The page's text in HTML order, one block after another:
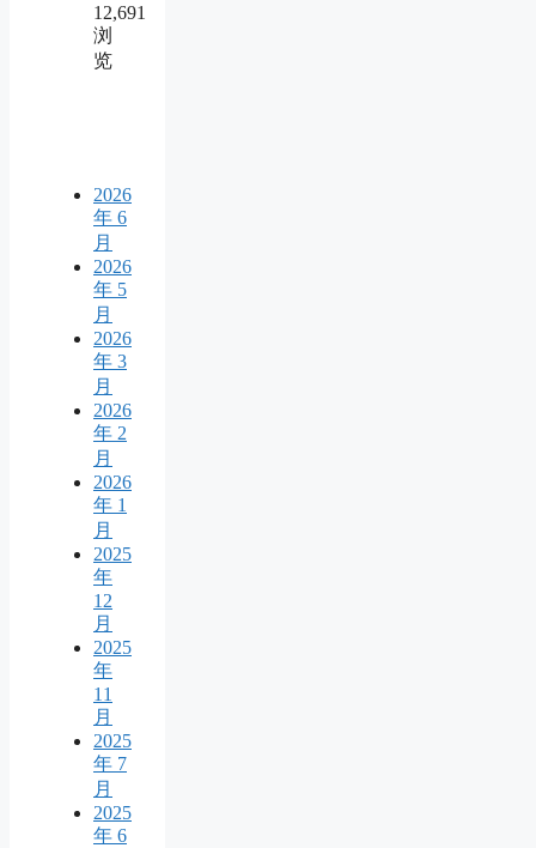
12,691
浏
览
2026
年 6
月
2026
年 5
月
2026
年 3
月
2026
年 2
月
2026
年 1
月
2025
年
12
月
2025
年
11
月
2025
年 7
月
2025
年 6